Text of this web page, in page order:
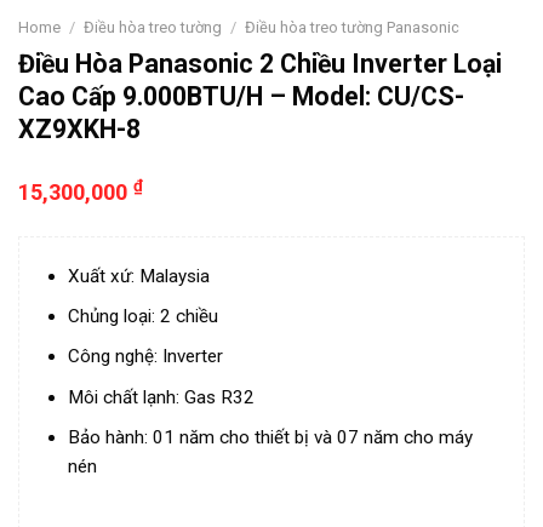
Home / Điều hòa treo tường / Điều hòa treo tường Panasonic
Điều Hòa Panasonic 2 Chiều Inverter Loại
Cao Cấp 9.000BTU/H – Model: CU/CS-
XZ9XKH-8
15,300,000 ₫
Xuất xứ: Malaysia
Chủng loại: 2 chiều
Công nghệ: Inverter
Môi chất lạnh: Gas R32
Bảo hành: 01 năm cho thiết bị và 07 năm cho máy
nén